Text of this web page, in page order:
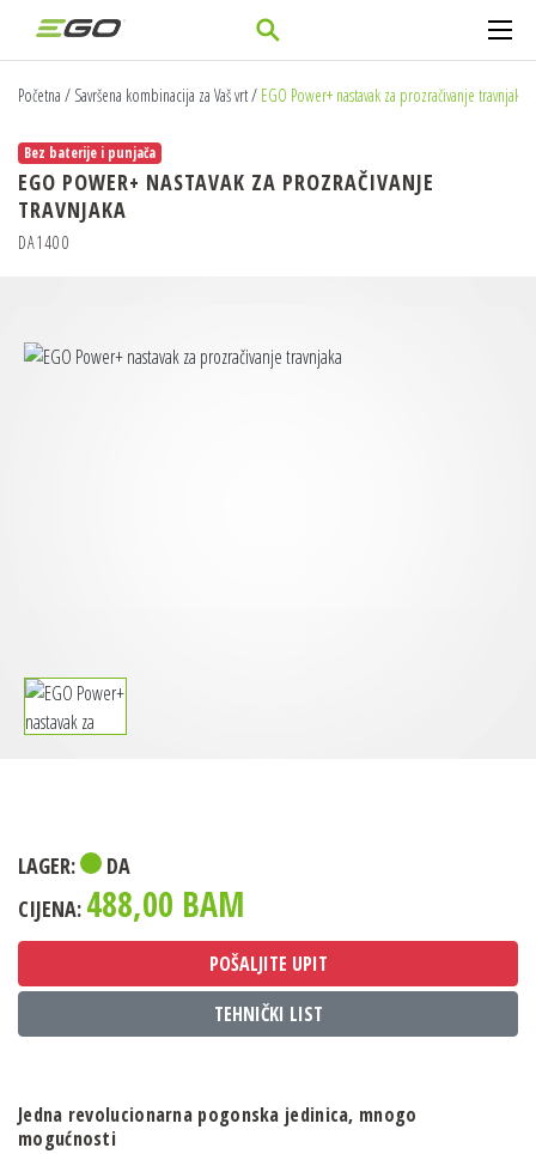
Početna / Savršena kombinacija za Vaš vrt/ EGO Power+ nastavak za prozračivanje travnjaka
Bez baterije i punjača
EGO POWER+ NASTAVAK ZA PROZRAČIVANJE
TRAVNJAKA
DA1400
LAGER:
DA
CIJENA: 488,00 BAM
POŠALJITE UPIT
TEHNIČKI LIST
Jedna revolucionarna pogonska jedinica, mnogo
mogućnosti